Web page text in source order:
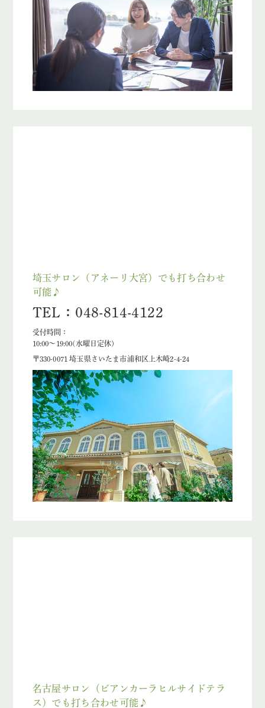
埼玉サロン（アネーリ大宮）でも打ち合わせ
可能♪
TEL：048-814-4122
受付時間：
10:00〜19:00(水曜日定休)
〒330-0071 埼玉県さいたま市浦和区上木崎2-4-24
名古屋サロン（ビアンカーラヒルサイドテラ
ス）でも打ち合わせ可能♪